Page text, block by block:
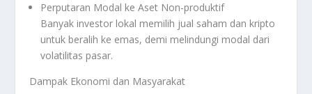
Perputaran Modal ke Aset Non-produktif
Banyak investor lokal memilih jual saham dan kripto
untuk beralih ke emas, demi melindungi modal dari
volatilitas pasar.
Dampak Ekonomi dan Masyarakat